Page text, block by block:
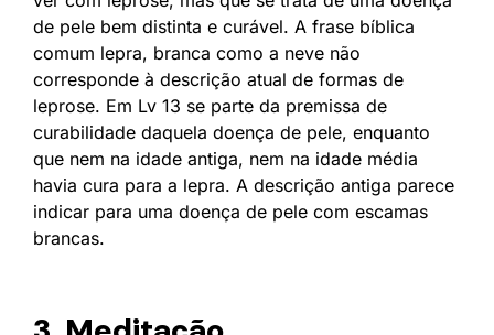
de pele bem distinta e curável. A frase bíblica
comum lepra, branca como a neve não
corresponde à descrição atual de formas de
leprose. Em Lv 13 se parte da premissa de
curabilidade daquela doença de pele, enquanto
que nem na idade antiga, nem na idade média
havia cura para a lepra. A descrição antiga parece
indicar para uma doença de pele com escamas
brancas.